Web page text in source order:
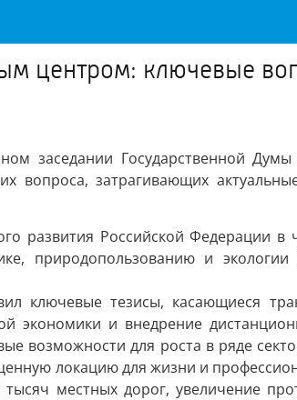
центром: ключевые
заседании Государственной
затрагивающих
развития Российской Федерации в
природопользованию и
ключевые тезисы, касающиеся
экономики и внедрение
возможности для роста в ряде
локацию для жизни и
местных дорог, увеличение